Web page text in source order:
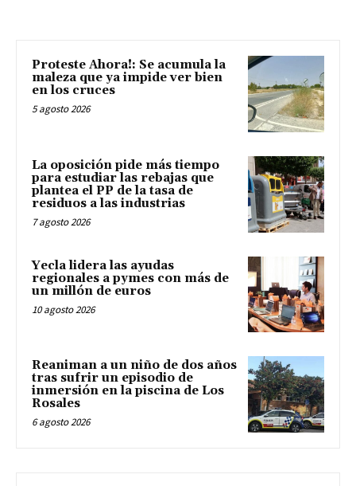
Proteste Ahora!: Se acumula la
maleza que ya impide ver bien
en los cruces
5 agosto 2026
La oposición pide más tiempo
para estudiar las rebajas que
plantea el PP de la tasa de
residuos a las industrias
7 agosto 2026
Yecla lidera las ayudas
regionales a pymes con más de
un millón de euros
10 agosto 2026
Reaniman a un niño de dos años
tras sufrir un episodio de
inmersión en la piscina de Los
Rosales
6 agosto 2026